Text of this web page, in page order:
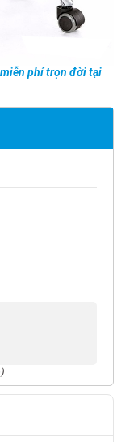
phí trọn đời tại